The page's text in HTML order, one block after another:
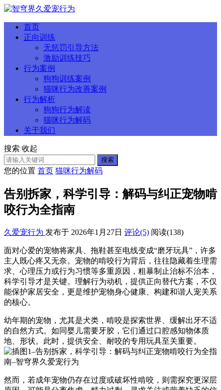
首页
正向训练
无惩罚引导方法
激励训练技巧
行为案例
狗狗训练案例
猫咪行为改善案例
行为解析
狗狗行为解读
猫咪行为解码
关于我们
搜索 收起
搜索
您的位置 首页 猫咪行为解码
告别拆家，科学引导：解码与纠正宠物啃
咬行为全指南
久爱宠行为 发布于 2026年1月27日 评论(5) 阅读(138)
面对心爱的宠物将家具、拖鞋甚至电线变成“磨牙玩具”，许多
主人既心疼又无奈。宠物的啃咬行为背后，往往隐藏着生理需
求、心理压力或行为习惯等多重原因，粗暴制止治标不治本，
科学引导才是关键。理解行为动机，提供正向替代方案，不仅
能保护家居安全，更是维护宠物身心健康、构建和谐人宠关系
的核心。
幼年期的宠物，尤其是犬类，啃咬是探索世界、缓解出牙不适
的自然方式。如同婴儿需要牙胶，它们通过口腔感知物体质
地、形状。此时，提供安全、耐咬的专用玩具至关重要。
然而，若成年宠物仍存在过度或破坏性啃咬，则需探究更深层